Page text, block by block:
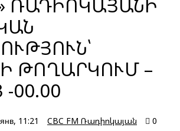
ՌԱԴԻՈԿԱՅԱՆԻ
ԹՈՂԱՐԿՈՒՄ –
-00.00
11:21 CBC FM Ռադիոկայան
0